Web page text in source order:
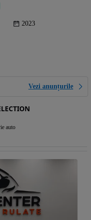
2023
Vezi anunțurile
auto